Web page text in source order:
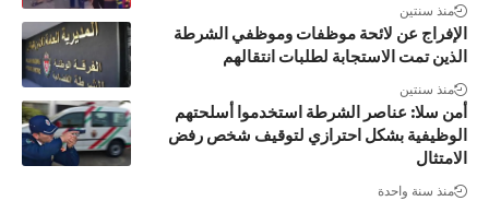
منذ سنتين
الإفراج عن لائحة موظفات وموظفي الشرطة
الذين تمت الاستجابة لطلبات انتقالهم
منذ سنتين
أمن سلا: عناصر الشرطة استخدموا أسلحتهم
الوظيفية بشكل احترازي لتوقيف شخص رفض
الامتثال
منذ سنة واحدة